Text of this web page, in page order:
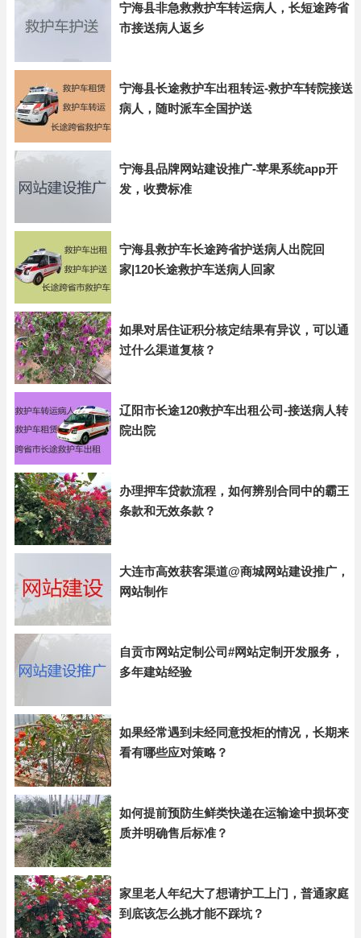
宁海县非急救救护车转运病人，长短途跨省
市接送病人返乡
宁海县长途救护车出租转运-救护车转院接送
病人，随时派车全国护送
宁海县品牌网站建设推广-苹果系统app开
发，收费标准
宁海县救护车长途跨省护送病人出院回
家|120长途救护车送病人回家
如果对居住证积分核定结果有异议，可以通
过什么渠道复核？
辽阳市长途120救护车出租公司-接送病人转
院出院
办理押车贷款流程，如何辨别合同中的霸王
条款和无效条款？
大连市高效获客渠道@商城网站建设推广，
网站制作
自贡市网站定制公司#网站定制开发服务，
多年建站经验
如果经常遇到未经同意投柜的情况，长期来
看有哪些应对策略？
如何提前预防生鲜类快递在运输途中损坏变
质并明确售后标准？
家里老人年纪大了想请护工上门，普通家庭
到底该怎么挑才能不踩坑？